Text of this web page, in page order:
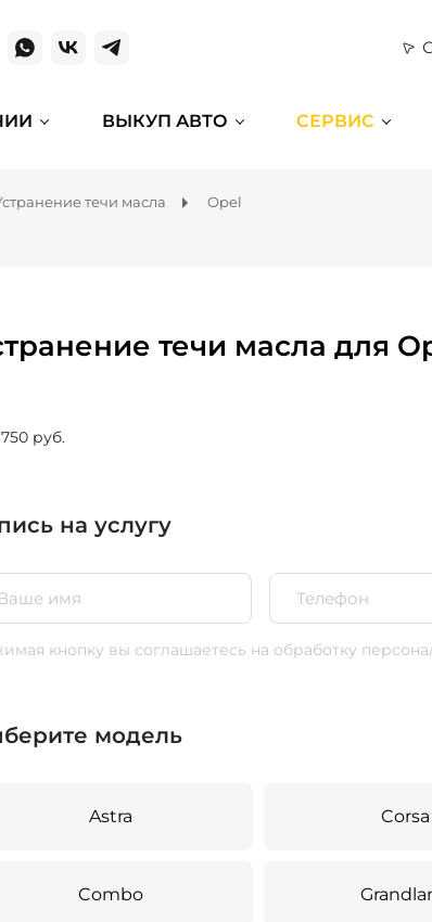
ВЫКУП АВТО СЕРВИС
течи масла Opel
течи масла для
750 руб.
на услугу
кнопку вы соглашаетесь на обработку
модель
Astra Corsa
Combo